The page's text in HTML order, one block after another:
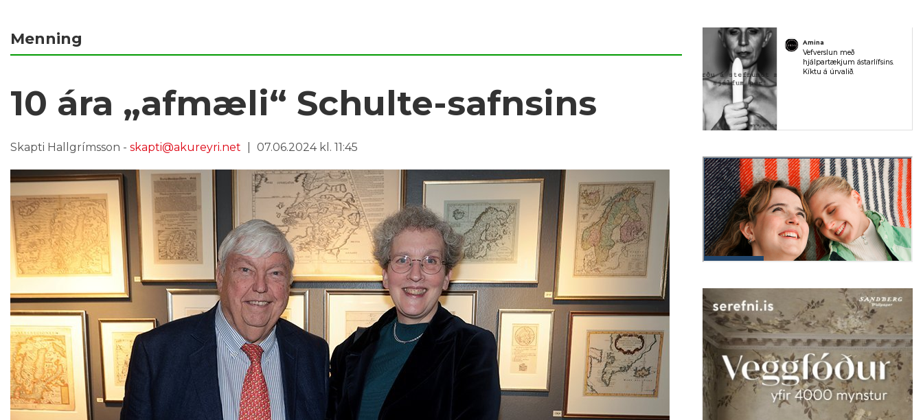
Menning
10 ára „afmæli“ Schulte-safnsins
Skapti Hallgrímsson - skapti@akureyri.net 07.06.2024 kl. 11:45